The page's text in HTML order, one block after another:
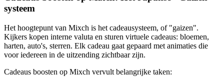
systeem
Het hoogtepunt van Mixch is het cadeausysteem, of "gaizen".
Kijkers kopen interne valuta en sturen virtuele cadeaus: bloemen,
harten, auto's, sterren. Elk cadeau gaat gepaard met animaties die
voor iedereen in de uitzending zichtbaar zijn.
Cadeaus boosten op Mixch vervult belangrijke taken: